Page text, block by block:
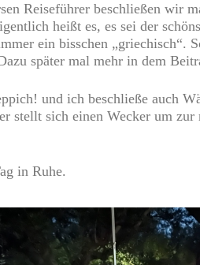
Reiseführer beschließen wir
heißt es, es sei der
ein bisschen „griechisch“.
später mal mehr in dem
und ich beschließe auch
stellt sich einen Wecker um
in Ruhe.